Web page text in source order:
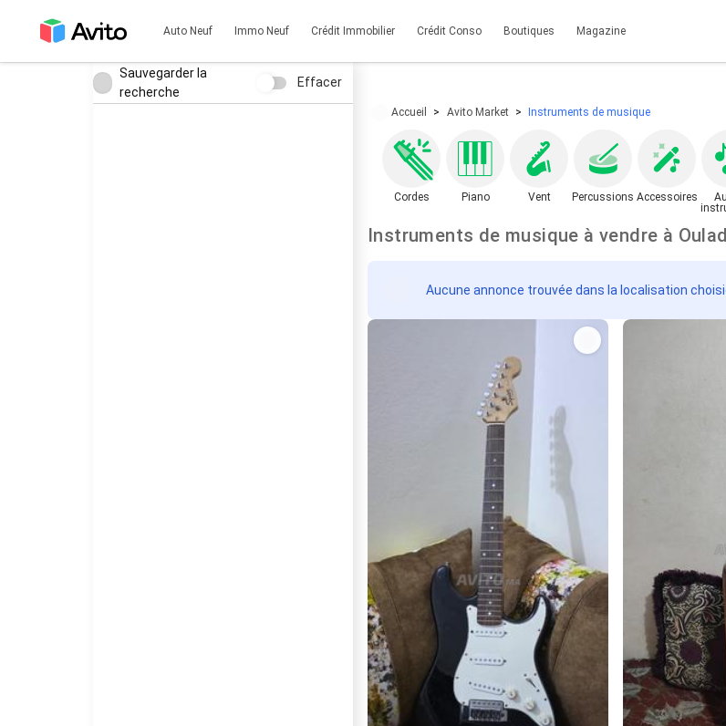
Auto Neuf Immo Neuf Crédit Immobilier Crédit Conso Boutiques Magazine
Sauvegarder la
recherche
Effacer
Accueil Avito Market Instruments de musique
Cordes Piano Vent Percussions Accessoires
Aucune annonce trouvée dans la localisation